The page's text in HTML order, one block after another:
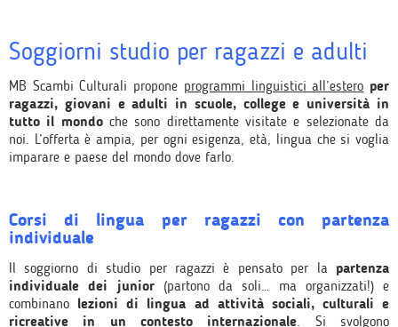
Soggiorni studio per ragazzi e adulti
MB Scambi Culturali propone programmi linguistici all’estero per
ragazzi, giovani e adulti in scuole, college e università in
tutto il mondoche sono direttamentevisitate e selezionate da
noi. L’offerta è ampia, per ogni esigenza, età, lingua che si voglia
imparare e paese del mondo dove farlo.
Corsi di lingua per ragazzi con partenza
individuale
Il soggiorno di studio per ragazzi è pensato per la partenza
individuale dei junior (partono da soli… ma organizzati!) e
combinano lezioni di lingua ad attività sociali, culturali e
ricreative in un contesto internazionale. Si svolgono